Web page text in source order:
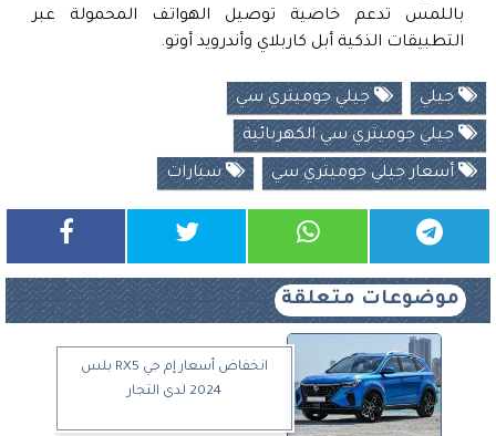
باللمس تدعم خاصية توصيل الهواتف المحمولة عبر
التطبيقات الذكية أبل كاربلاي وأندرويد أوتو.
جيلي جيلي جوميتري سي
جيلي جوميتري سي الكهربائية
أسعار جيلي جوميتري سي سيارات
موضوعات متعلقة
انخفاض أسعار إم جي RX5 بلس
2024 لدى التجار